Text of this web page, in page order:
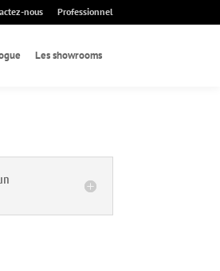
nous Professionnel
Les showrooms